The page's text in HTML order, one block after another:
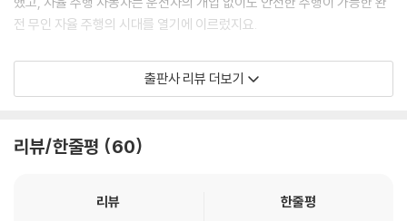
전 무인 자율 주행의 시대를 열기에 이르렀지요.
이러한 변화는 최근 인공 지능이 급속도로 발전한 것과 관련이 깊습니다.
‘인공 지능’이란, 기계가 마치 사람처럼 학습하고 행동하여 문제를 스스로
요.
그 결과 인공 지능은 우리의 삶 곳곳에 스며들었습니다. 사용자의 요청에
출판사 리뷰 더보기
리뷰/한줄평 60
리뷰 한줄평